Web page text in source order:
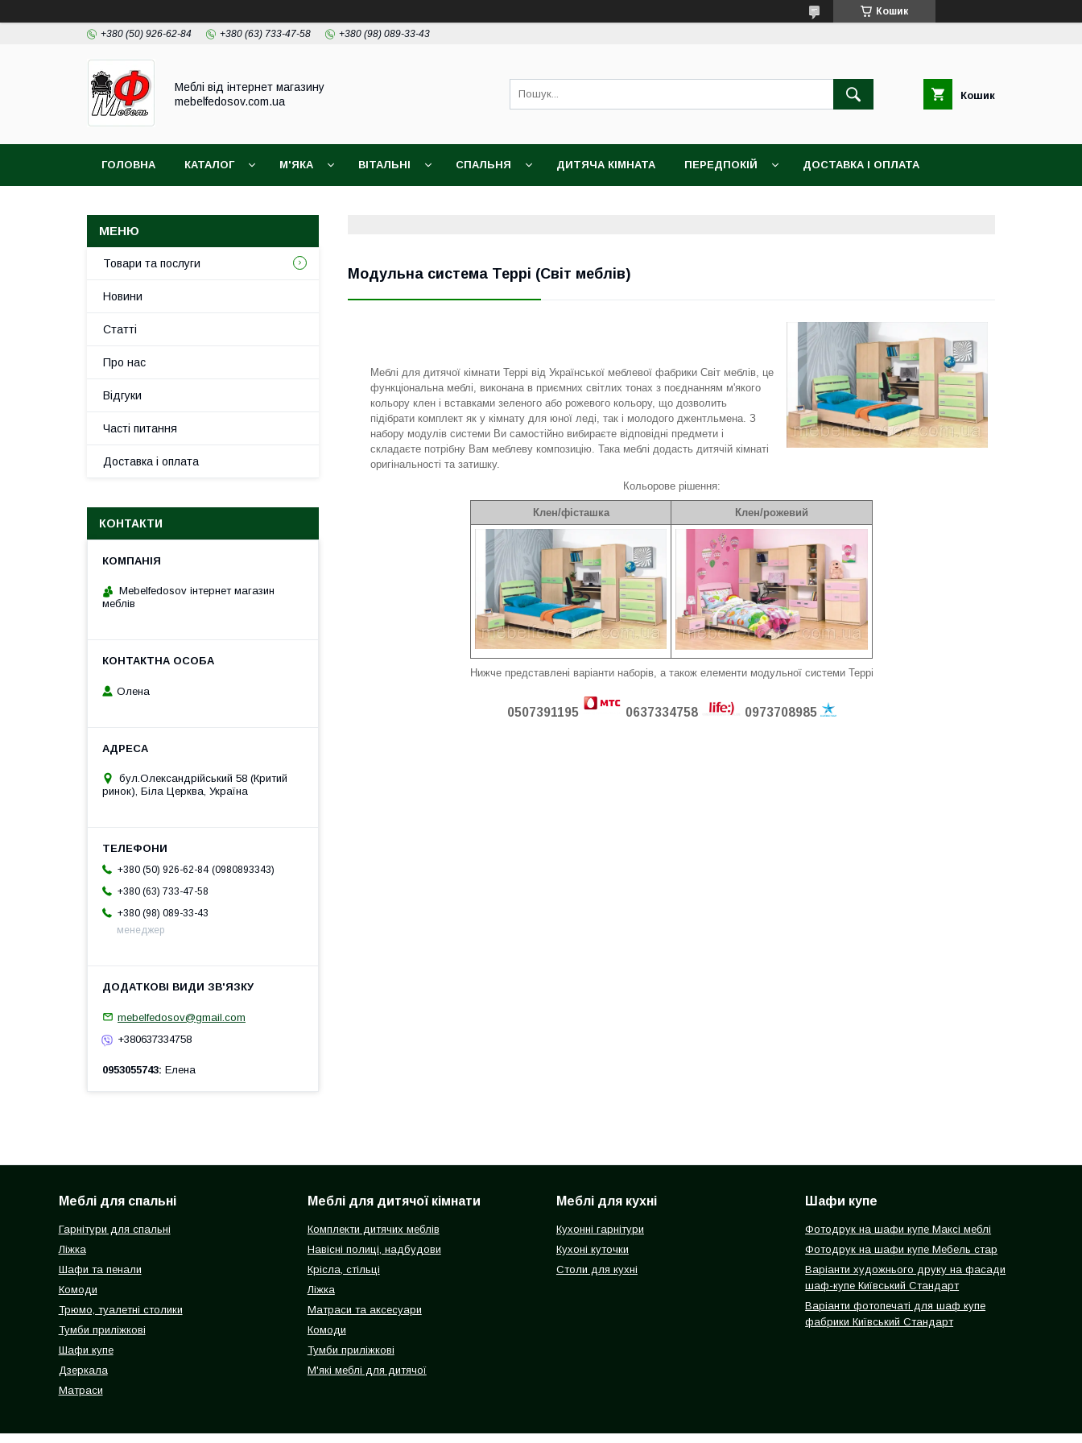
Кошик
+380 (50) 926-62-84 +380 (63) 733-47-58 +380 (98) 089-33-43
Меблі від інтернет магазину
mebelfedosov.com.ua
Кошик
ГОЛОВНА КАТАЛОГ М'ЯКА ВІТАЛЬНІ СПАЛЬНЯ ДИТЯЧА КІМНАТА ПЕРЕДПОКІЙ ДОСТАВКА І ОПЛАТА
Модульна система Террі (Світ меблів)
Меблі для дитячої кімнати Террі від Української меблевої фабрики Світ меблів, це
функціональна меблі, виконана в приємних світлих тонах з поєднанням м'якого
кольору клен і вставками зеленого або рожевого кольору, що дозволить
підібрати комплект як у кімнату для юної леді, так і молодого джентльмена. З
набору модулів системи Ви самостійно вибираєте відповідні предмети і
складаєте потрібну Вам меблеву композицію. Така меблі додасть дитячій кімнаті
оригінальності та затишку.
Кольорове рішення:
Клен/фісташка Клен/рожевий
Нижче представлені варіанти наборів, а також елементи модульної системи Террі
0507391195 0637334758 0973708985
Товари та послуги
Новини
Статті
Про нас
Відгуки
Часті питання
Доставка і оплата
КОНТАКТИ
Mebelfedosov інтернет магазин
меблів
Олена
бул.Олександрійський 58 (Критий
ринок), Біла Церква, Україна
+380 (50) 926-62-84 0980893343
+380 (63) 733-47-58
+380 (98) 089-33-43
менеджер
mebelfedosov@gmail.com
+380637334758
0953055743 Елена
Меблі для спальні
Гарнітури для спальні
Ліжка
Шафи та пенали
Комоди
Трюмо, туалетні столики
Тумби приліжкові
Шафи купе
Дзеркала
Матраси
Меблі для дитячої кімнати
Комплекти дитячих меблів
Навісні полиці, надбудови
Крісла, стільці
Ліжка
Матраси та аксесуари
Комоди
Тумби приліжкові
М'які меблі для дитячої
Меблі для кухні
Кухонні гарнітури
Кухоні куточки
Столи для кухні
Шафи купе
Фотодрук на шафи купе Максі меблі
Фотодрук на шафи купе Мебель стар
Варіанти художнього друку на фасади
шаф-купе Київський Стандарт
Варіанти фотопечаті для шаф купе
фабрики Київський Стандарт